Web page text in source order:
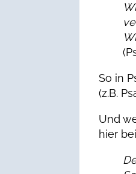
So in
(z.B.
Und
hier